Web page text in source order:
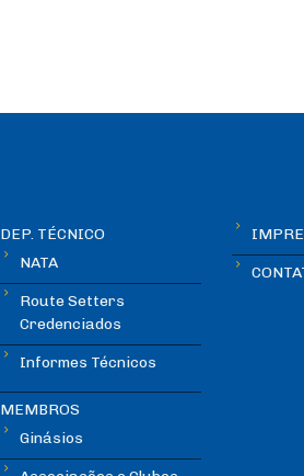
DEP. TÉCNICO
NATA
Route Setters
Credenciados
Informes Técnicos
MEMBROS
Ginásios